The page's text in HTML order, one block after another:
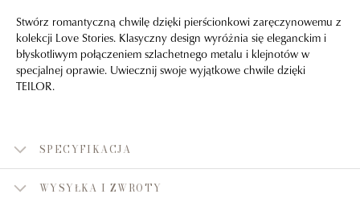
Stwórz romantyczną chwilę dzięki pierścionkowi zaręczynowemu z
kolekcji Love Stories. Klasyczny design wyróżnia się eleganckim i
błyskotliwym połączeniem szlachetnego metalu i klejnotów w
specjalnej oprawie. Uwiecznij swoje wyjątkowe chwile dzięki
TEILOR.
SPECYFIKACJA
WYSYŁKA I ZWROTY